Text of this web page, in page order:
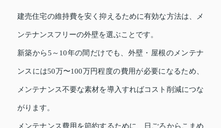
建売住宅の維持費を安く抑えるために有効な方法は、メ
ンテナンスフリーの外壁を選ぶことです。
新築から5～10年の間だけでも、外壁・屋根のメンテナ
ンスには50万〜100万円程度の費用が必要になるため、
メンテナンス不要な素材を導入すればコスト削減につな
がります。
メンテナンス費用を節約するために、日ごろからこまめ